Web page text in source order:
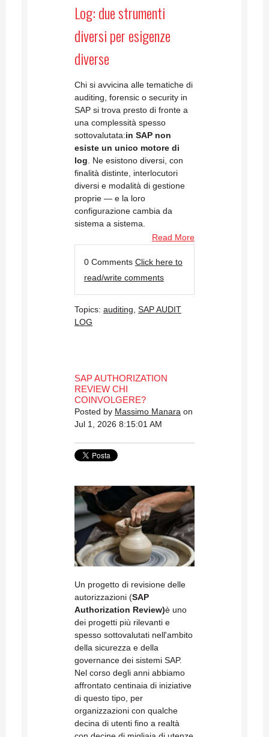
Log: due strumenti
diversi per esigenze
diverse
Chi si avvicina alle tematiche di
auditing, forensic o security in
SAP si trova presto di fronte a
una complessità spesso
sottovalutata:in SAP non
esiste un unico motore di
log. Ne esistono diversi, con
finalità distinte, interlocutori
diversi e modalità di gestione
proprie — e la loro
configurazione cambia da
sistema a sistema.
Read More
0 Comments Click here to
read/write comments
Topics: auditing, SAP AUDIT
LOG
SAP AUTHORIZATION
REVIEW CHI
COINVOLGERE?
Posted by Massimo Manara on
Jul 1, 2026 8:15:01 AM
Un progetto di revisione delle
autorizzazioni (SAP
Authorization Review)è uno
dei progetti più rilevanti e
spesso sottovalutati nell'ambito
della sicurezza e della
governance dei sistemi SAP.
Nel corso degli anni abbiamo
affrontato centinaia di iniziative
di questo tipo, per
organizzazioni con qualche
decina di utenti fino a realtà